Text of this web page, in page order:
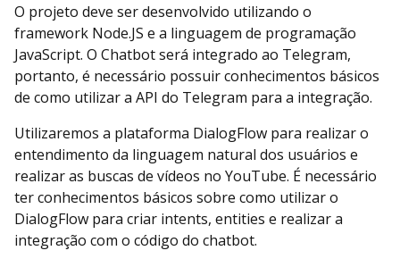
O projeto deve ser desenvolvido utilizando o
framework Node.JS e a linguagem de programação
JavaScript. O Chatbot será integrado ao Telegram,
portanto, é necessário possuir conhecimentos básicos
de como utilizar a API do Telegram para a integração.
Utilizaremos a plataforma DialogFlow para realizar o
entendimento da linguagem natural dos usuários e
realizar as buscas de vídeos no YouTube. É necessário
ter conhecimentos básicos sobre como utilizar o
DialogFlow para criar intents, entities e realizar a
integração com o código do chatbot.